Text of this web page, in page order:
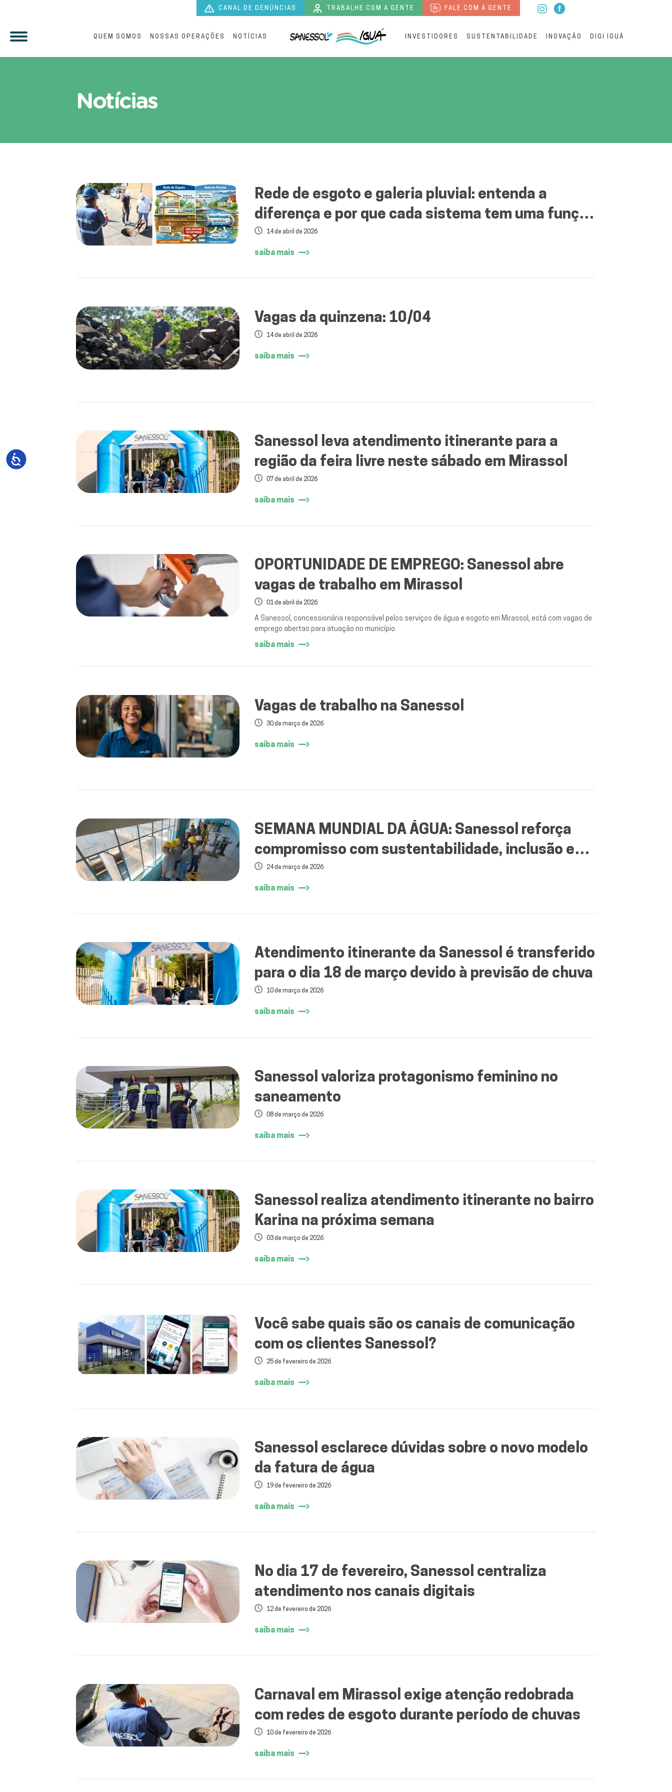
CANAL DE DENÚNCIAS TRABALHE COM A GENTE FALE COM A GENTE
QUEM SOMOS NOSSAS OPERAÇÕES NOTÍCIAS INVESTIDORES SUSTENTABILIDADE INOVAÇÃO DIGI IGUÁ
Notícias
Rede de esgoto e galeria pluvial: entenda a
diferença e por que cada sistema tem uma função
essencial
14 de abril de 2026
saiba mais
Vagas da quinzena: 10/04
14 de abril de 2026
saiba mais
Sanessol leva atendimento itinerante para a
região da feira livre neste sábado em Mirassol
07 de abril de 2026
saiba mais
OPORTUNIDADE DE EMPREGO: Sanessol abre
vagas de trabalho em Mirassol
01 de abril de 2026
A Sanessol, concessionária responsável pelos serviços de água e esgoto em Mirassol, está com vagas de
emprego abertas para atuação no município.
saiba mais
Vagas de trabalho na Sanessol
30 de março de 2026
saiba mais
SEMANA MUNDIAL DA ÁGUA: Sanessol reforça
compromisso com sustentabilidade, inclusão e
educação ambiental em Mirassol
24 de março de 2026
saiba mais
Atendimento itinerante da Sanessol é transferido
para o dia 18 de março devido à previsão de chuva
10 de março de 2026
saiba mais
Sanessol valoriza protagonismo feminino no
saneamento
08 de março de 2026
saiba mais
Sanessol realiza atendimento itinerante no bairro
Karina na próxima semana
03 de março de 2026
saiba mais
Você sabe quais são os canais de comunicação
com os clientes Sanessol?
25 de fevereiro de 2026
saiba mais
Sanessol esclarece dúvidas sobre o novo modelo
da fatura de água
19 de fevereiro de 2026
saiba mais
No dia 17 de fevereiro, Sanessol centraliza
atendimento nos canais digitais
12 de fevereiro de 2026
saiba mais
Carnaval em Mirassol exige atenção redobrada
com redes de esgoto durante período de chuvas
10 de fevereiro de 2026
saiba mais